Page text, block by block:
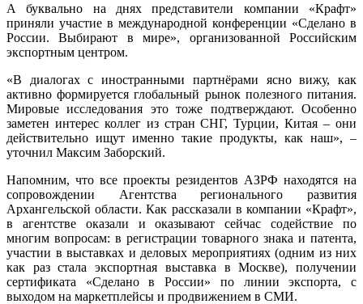
А буквально на днях представители компании «Крафт»
приняли участие в международной конференции «Сделано в
России. Выбирают в мире», организованной Российским
экспортным центром.
«В диалогах с иностранными партнёрами ясно вижу, как
активно формируется глобальный рынок полезного питания.
Мировые исследования это тоже подтверждают. Особенно
заметен интерес коллег из стран СНГ, Турции, Китая – они
действительно ищут именно такие продукты, как наш», –
уточнил Максим Заборский.
Напомним, что все проекты резидентов АЗРФ находятся на
сопровождении Агентства регионального развития
Архангельской области. Как рассказали в компании «Крафт»,
в агентстве оказали и оказывают сейчас содействие по
многим вопросам: в регистрации товарного знака и патента,
участии в выставках и деловых мероприятиях (одним из них
как раз стала экспортная выставка в Москве), получении
сертификата «Сделано в России» по линии экспорта, с
выходом на маркетплейсы и продвижением в СМИ.